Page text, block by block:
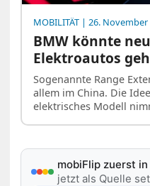
MOBILITÄT | 26. November
BMW könnte
Elektroautos
Sogenannte Range
allem im China. Die
elektrisches Modell
mobiFlip zuerst
jetzt als Quelle